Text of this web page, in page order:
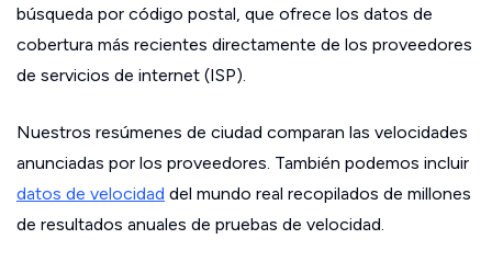
búsqueda por código postal, que ofrece los datos de
cobertura más recientes directamente de los proveedores
de servicios de internet (ISP).
Nuestros resúmenes de ciudad comparan las velocidades
anunciadas por los proveedores. También podemos incluir
datos de velocidad del mundo real recopilados de millones
de resultados anuales de pruebas de velocidad.